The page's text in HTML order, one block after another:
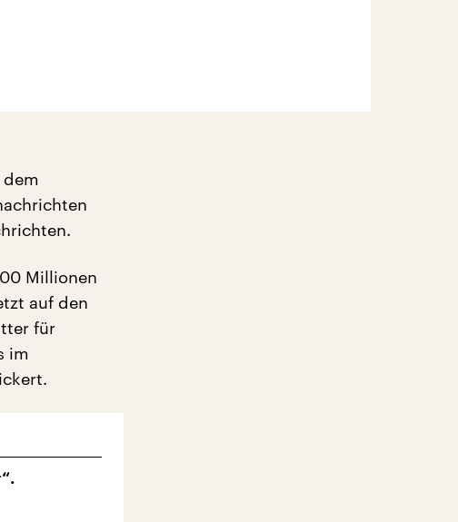
Millionen
auf den
für
im